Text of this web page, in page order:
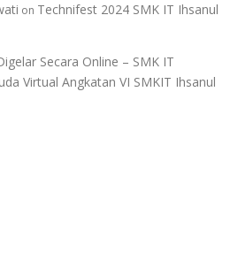
on Technifest 2024 SMK IT Ihsanul
Secara Online – SMK IT
Virtual Angkatan VI SMKIT Ihsanul